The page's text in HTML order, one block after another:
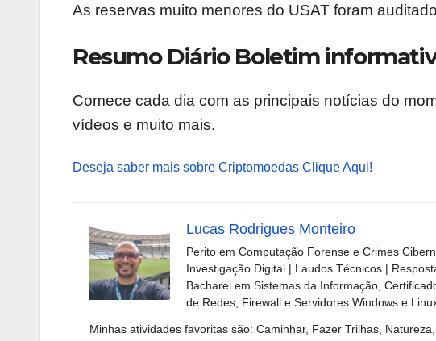
As reservas muito menores do USAT foram auditado
Resumo Diário Boletim
Comece cada dia com as principais notícias do
vídeos e muito mais.
Deseja saber mais sobre Criptomoedas Clique Aqui!
Lucas Rodrigues Monteiro
Perito em Computação Forense e Crimes
Investigação Digital | Laudos Técnicos |
Bacharel em Sistemas da Informação,
de Redes, Firewall e Servidores Windows e
Minhas atividades favoritas são: Caminhar, Fazer Trilhas,